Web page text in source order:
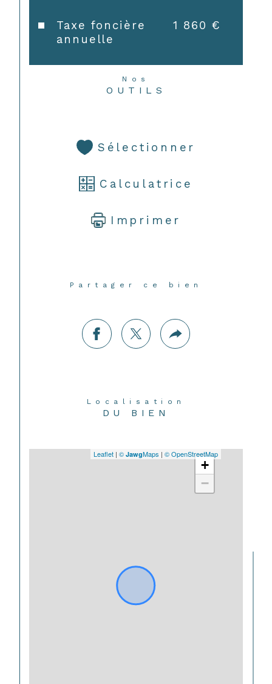
Taxe foncière
annuelle
1 860 €
Nos
OUTILS
Sélectionner
Calculatrice
Imprimer
Partager ce bien
Localisation
DU BIEN
+
−
Leaflet | © JawgMaps | © OpenStreetMap